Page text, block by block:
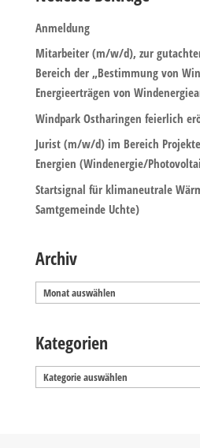
Anmeldung
Mitarbeiter (m/w/d), zur
Bereich der „Bestimmung von
Energieerträgen von
Windpark Ostharingen feierlich
Jurist (m/w/d) im Bereich
Energien (Windenergie/
Startsignal für klimaneutrale
Samtgemeinde Uchte)
Archiv
Archiv
Kategorien
Kategorien